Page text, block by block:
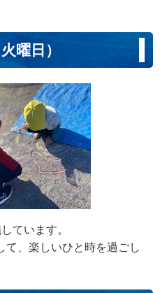
曜日）
ています。
て、楽しいひと時を過ごし